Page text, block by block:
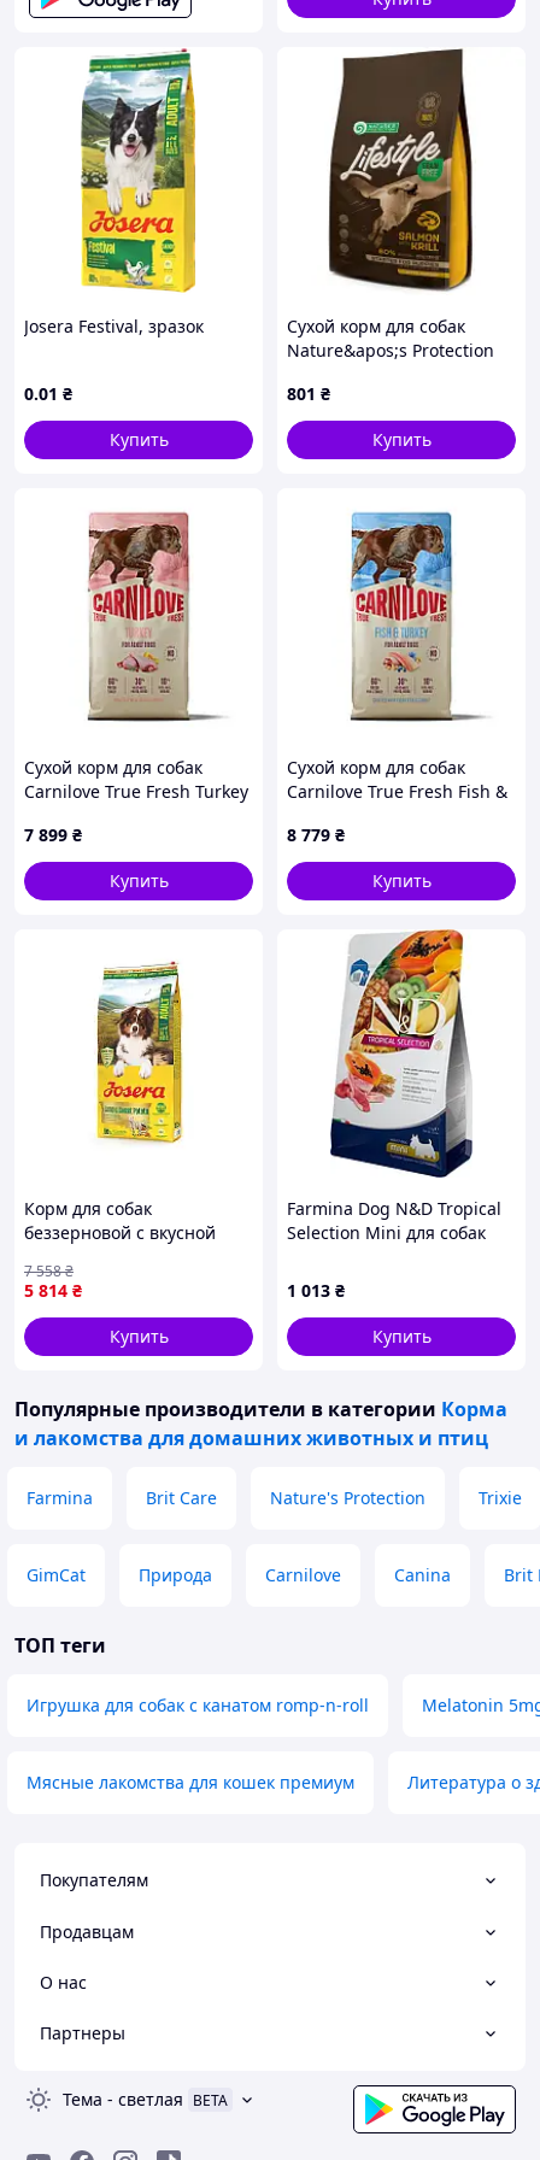
Josera Festival, зразок
0.01 ₴
Купить
Сухой корм для собак
Nature&apos;s Protection
with krill Starter For
Puppies 1 (NPLS45682)
801 ₴
Купить
Сухой корм для cобак
Carnilove True Fresh Turkey
7 899 ₴
Купить
Сухой корм для cобак
Carnilove True Fresh Fish &
12 кг
8 779 ₴
Купить
Корм для собак
беззерновой с вкусной
5 814 ₴
7 558₴
Купить
Farmina Dog N&D Tropical
Selection Mini для собак
спельтою, вівсом, та
тропічними фруктами, 1.5
кг
1 013 ₴
Купить
Популярные производители в категории Корма
и лакомства для домашних животных и птиц
Farmina Brit Care Nature's Protection Trixie
GimCat Природа Carnilove Canina Brit
ТОП теги
Игрушка для собак с канатом romp-n-roll Melatonin
Мясные лакомства для кошек премиум Литература о
Покупателям
Продавцам
О нас
Партнеры
Тема - светлая BETA